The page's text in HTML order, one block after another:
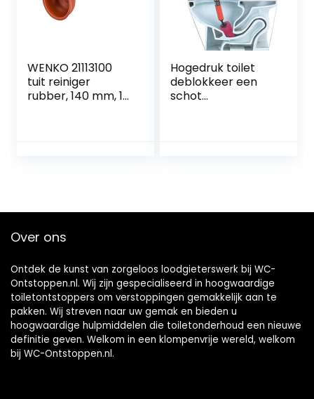
WENKO 21113100
tuit reiniger
rubber, 140 mm, 14
Hogedruk toilet
deblokkeer een
schot
Over ons
Ontdek de kunst van zorgeloos loodgieterswerk bij WC-
Ontstoppen.nl. Wij zijn gespecialiseerd in hoogwaardige
toiletontstoppers om verstoppingen gemakkelijk aan te
pakken. Wij streven naar uw gemak en bieden u
hoogwaardige hulpmiddelen die toiletonderhoud een nieuwe
definitie geven. Welkom in een klompenvrije wereld, welkom
bij WC-Ontstoppen.nl.